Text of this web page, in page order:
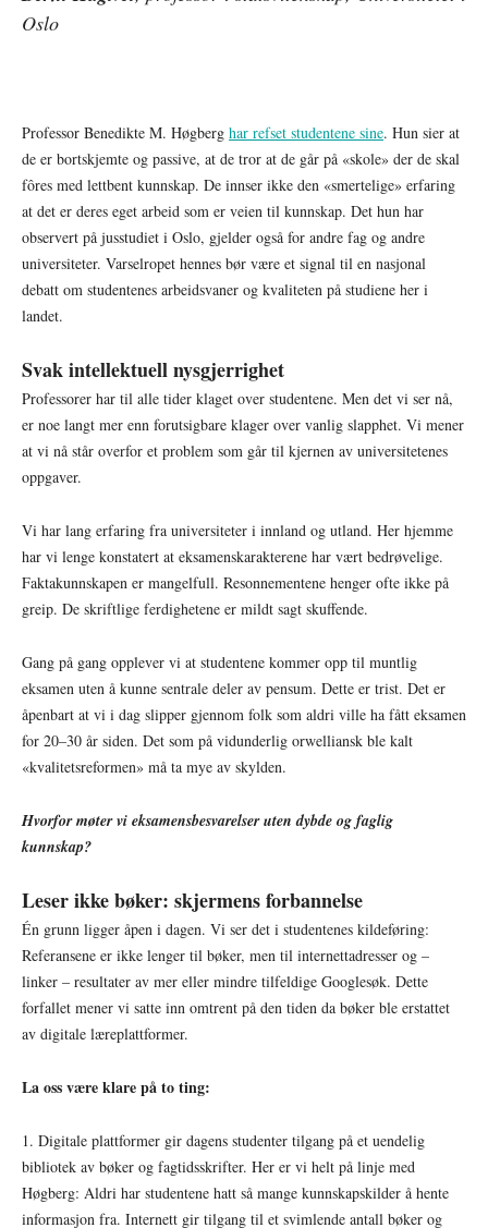
Oslo
Professor Benedikte M. Høgberg har refset studentene sine. Hun sier at
de er bortskjemte og passive, at de tror at de går på «skole» der de skal
fôres med lettbent kunnskap. De innser ikke den «smertelige» erfaring
at det er deres eget arbeid som er veien til kunnskap. Det hun har
observert på jusstudiet i Oslo, gjelder også for andre fag og andre
universiteter. Varselropet hennes bør være et signal til en nasjonal
debatt om studentenes arbeidsvaner og kvaliteten på studiene her i
landet.
Svak intellektuell nysgjerrighet
Professorer har til alle tider klaget over studentene. Men det vi ser nå,
er noe langt mer enn forutsigbare klager over vanlig slapphet. Vi mener
at vi nå står overfor et problem som går til kjernen av universitetenes
oppgaver.
Vi har lang erfaring fra universiteter i innland og utland. Her hjemme
har vi lenge konstatert at eksamenskarakterene har vært bedrøvelige.
Faktakunnskapen er mangelfull. Resonnementene henger ofte ikke på
greip. De skriftlige ferdighetene er mildt sagt skuffende.
Gang på gang opplever vi at studentene kommer opp til muntlig
eksamen uten å kunne sentrale deler av pensum. Dette er trist. Det er
åpenbart at vi i dag slipper gjennom folk som aldri ville ha fått eksamen
for 20–30 år siden. Det som på vidunderlig orwelliansk ble kalt
«kvalitetsreformen» må ta mye av skylden.
Hvorfor møter vi eksamensbesvarelser uten dybde og faglig
kunnskap?
Leser ikke bøker: skjermens forbannelse
Én grunn ligger åpen i dagen. Vi ser det i studentenes kildeføring:
Referansene er ikke lenger til bøker, men til internettadresser og –
linker – resultater av mer eller mindre tilfeldige Googlesøk. Dette
forfallet mener vi satte inn omtrent på den tiden da bøker ble erstattet
av digitale læreplattformer.
La oss være klare på to ting:
1. Digitale plattformer gir dagens studenter tilgang på et uendelig
bibliotek av bøker og fagtidsskrifter. Her er vi helt på linje med
Høgberg: Aldri har studentene hatt så mange kunnskapskilder å hente
informasjon fra. Internett gir tilgang til et svimlende antall bøker og